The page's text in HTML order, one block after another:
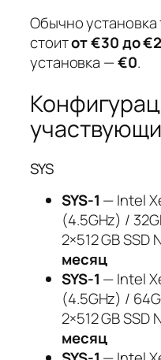
Обычно установка
стоитот €30 до
установка —€0.
SYS
SYS-1 — Intel
(4.5GHz) /
2×512 GB
месяц
SYS-1 — Intel
(4.5GHz) /
2×512 GB
месяц